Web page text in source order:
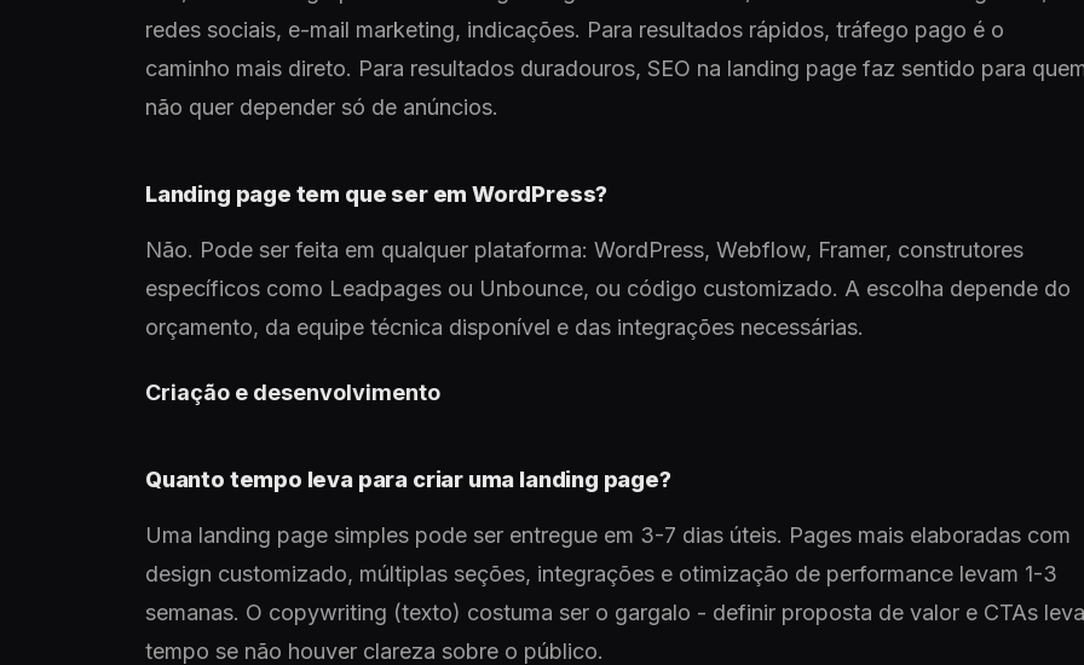
redes sociais, e-mail marketing, indicações. Para resultados rápidos, tráfego pago é o
caminho mais direto. Para resultados duradouros, SEO na landing page faz sentido para
não quer depender só de anúncios.
Landing page tem que ser em WordPress?
Não. Pode ser feita em qualquer plataforma: WordPress, Webflow, Framer, construtores
específicos como Leadpages ou Unbounce, ou código customizado. A escolha depende do
orçamento, da equipe técnica disponível e das integrações necessárias.
Criação e desenvolvimento
Quanto tempo leva para criar uma landing page?
Uma landing page simples pode ser entregue em 3-7 dias úteis. Pages mais elaboradas com
design customizado, múltiplas seções, integrações e otimização de performance levam 1-3
semanas. O copywriting (texto) costuma ser o gargalo - definir proposta de valor e CTAs leva
tempo se não houver clareza sobre o público.